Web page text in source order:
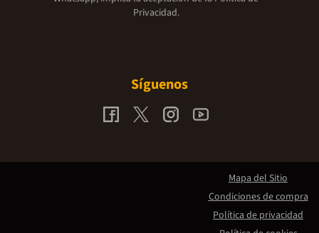
Privacidad.
Síguenos
Mapa del Sitio
Condiciones de compra
Política de privacidad